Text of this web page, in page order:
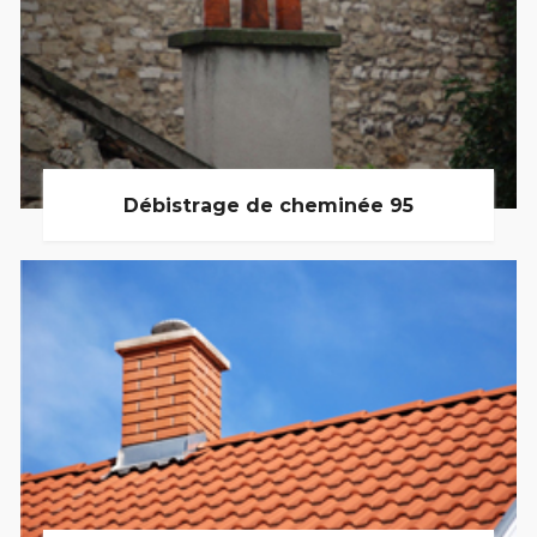
Débistrage de cheminée 95